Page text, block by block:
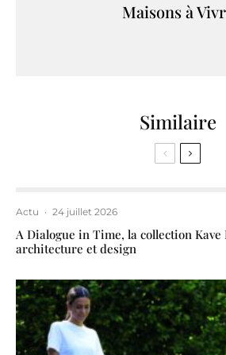
Maisons à
Similaire
Actu · 24 juillet 2026
A Dialogue in Time, la collection
architecture et design